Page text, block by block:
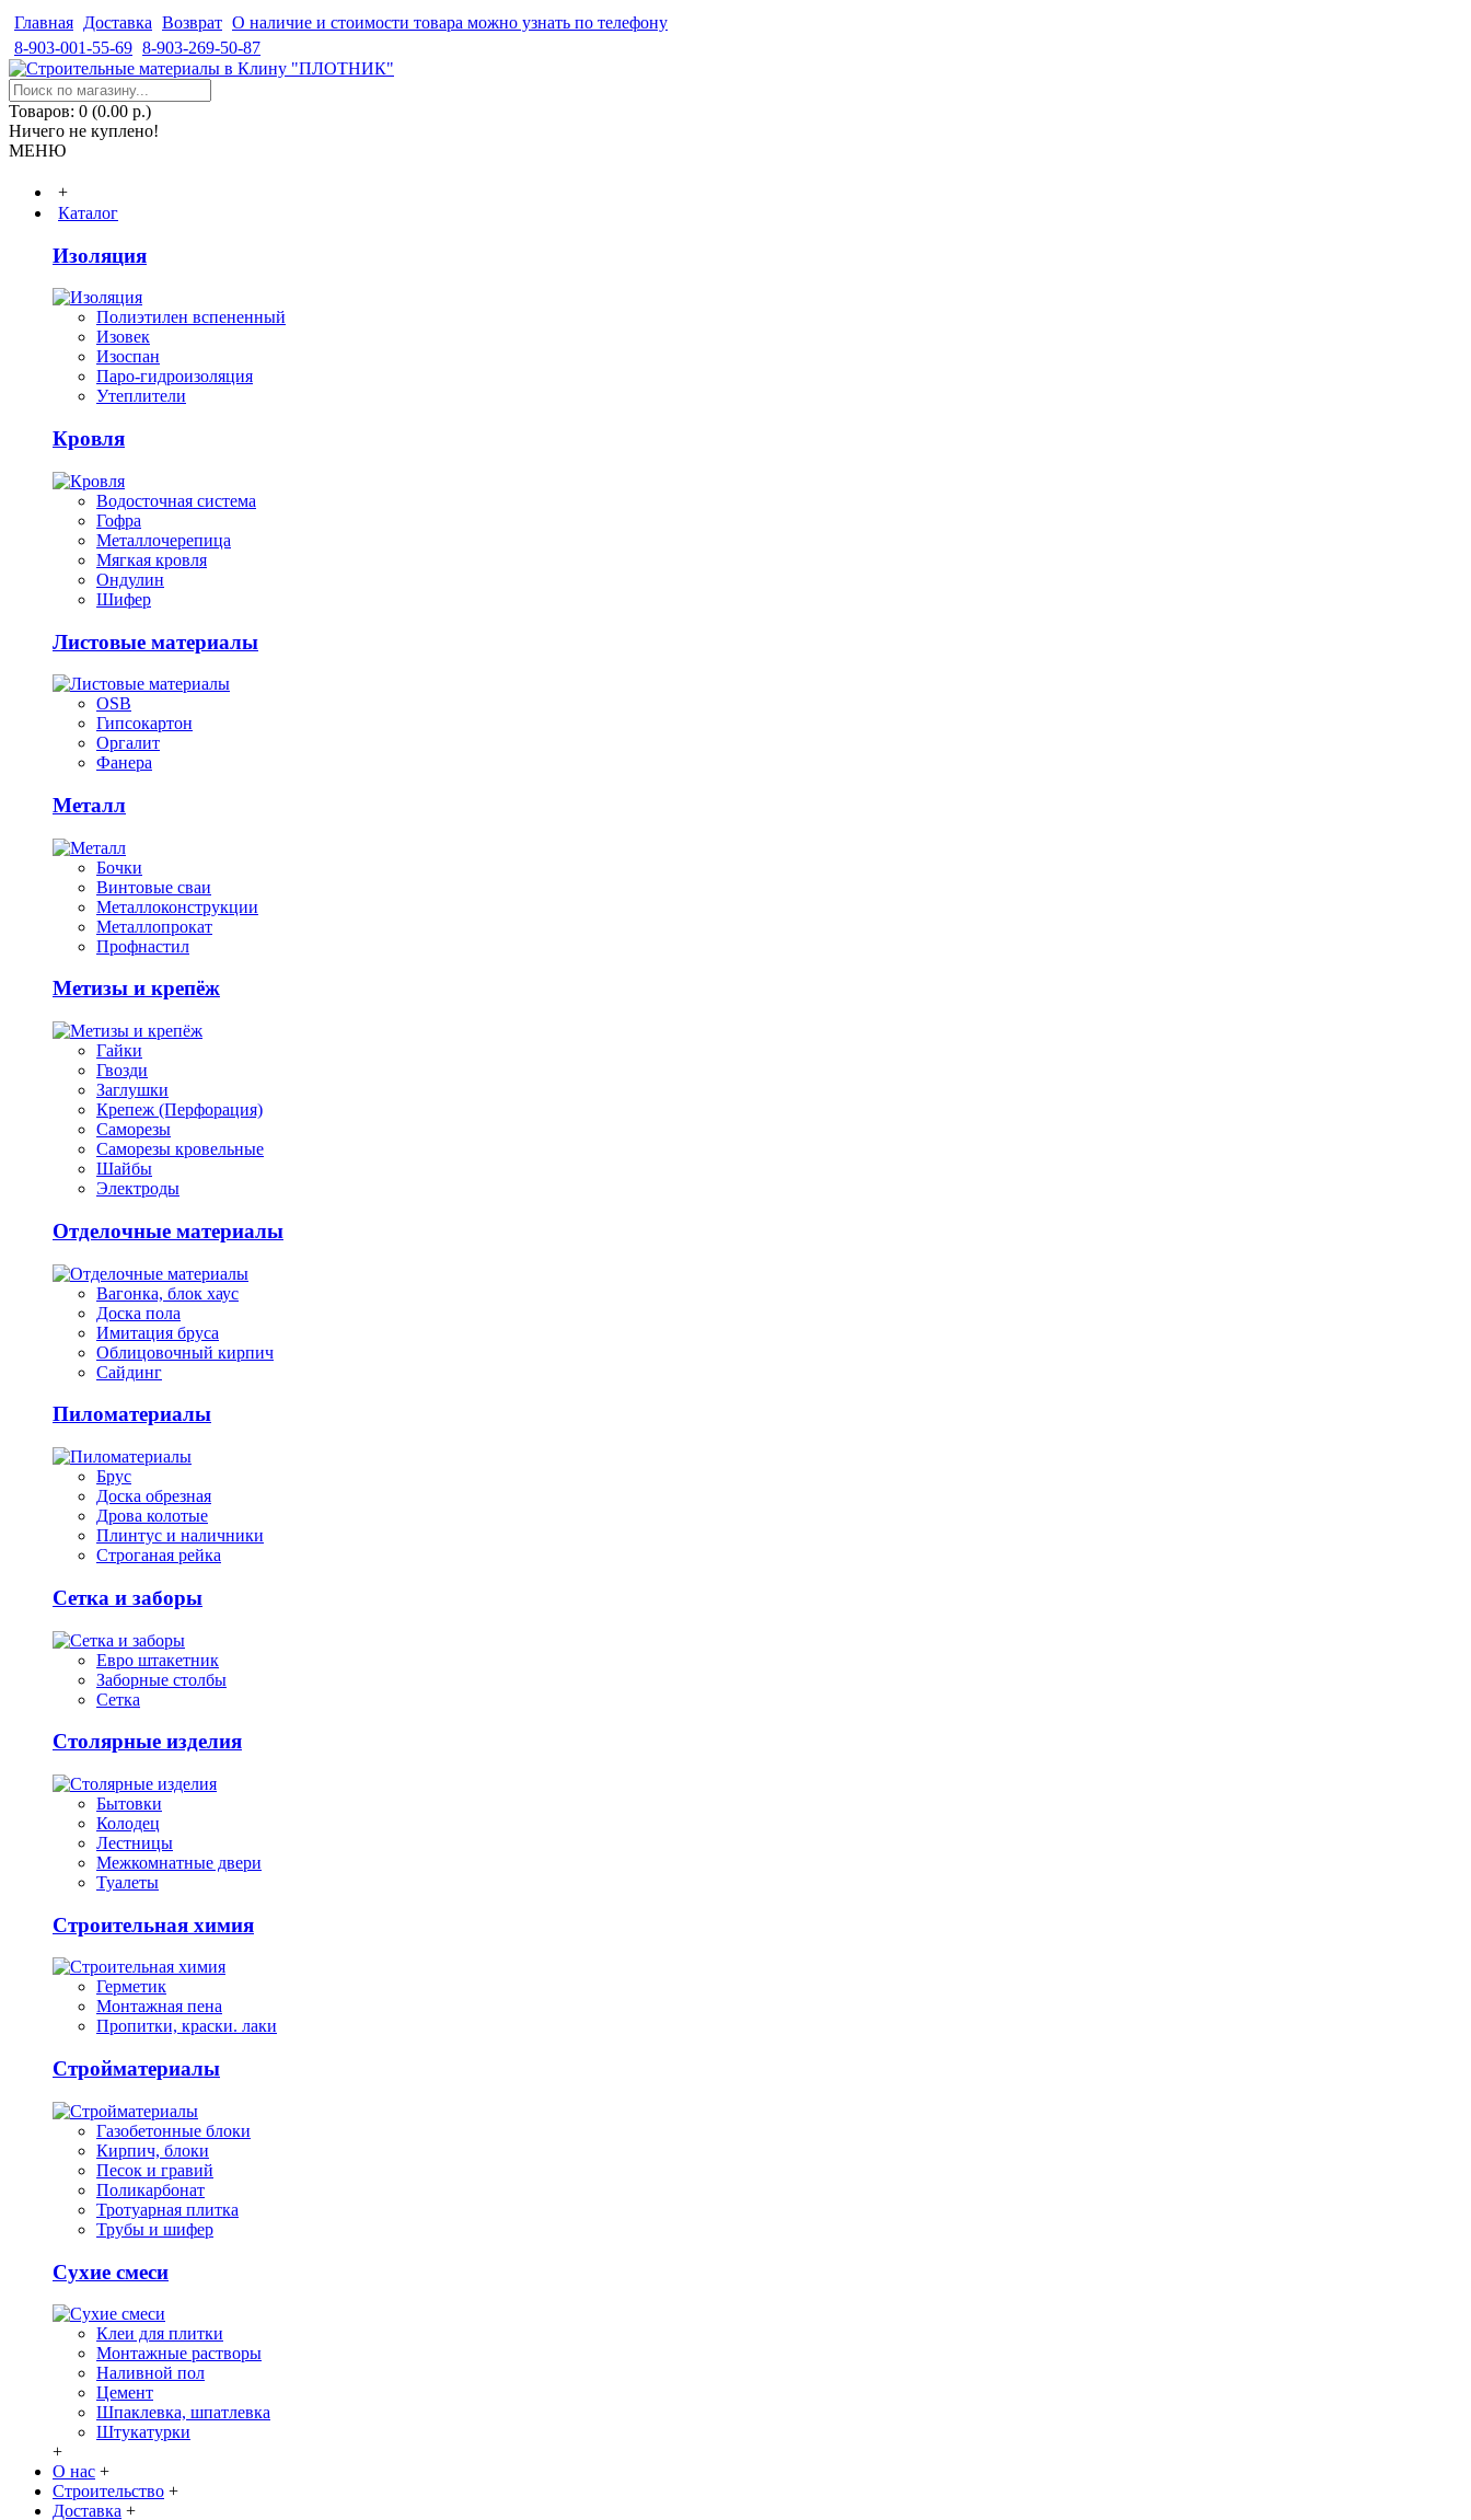
Главная Доставка Возврат О наличие и стоимости товара можно узнать по телефону
8-903-001-55-69 8-903-269-50-87
Товаров: 0 (0.00 р.)
Ничего не куплено!
МЕНЮ
+
Каталог
Изоляция
Полиэтилен вспененный
Изовек
Изоспан
Паро-гидроизоляция
Утеплители
Кровля
Водосточная система
Гофра
Металлочерепица
Мягкая кровля
Ондулин
Шифер
Листовые материалы
OSB
Гипсокартон
Оргалит
Фанера
Металл
Бочки
Винтовые сваи
Металлоконструкции
Металлопрокат
Профнастил
Метизы и крепёж
Гайки
Гвозди
Заглушки
Крепеж (Перфорация)
Саморезы
Саморезы кровельные
Шайбы
Электроды
Отделочные материалы
Вагонка, блок хаус
Доска пола
Имитация бруса
Облицовочный кирпич
Сайдинг
Пиломатериалы
Брус
Доска обрезная
Дрова колотые
Плинтус и наличники
Строганая рейка
Сетка и заборы
Евро штакетник
Заборные столбы
Сетка
Столярные изделия
Бытовки
Колодец
Лестницы
Межкомнатные двери
Туалеты
Строительная химия
Герметик
Монтажная пена
Пропитки, краски. лаки
Стройматериалы
Газобетонные блоки
Кирпич, блоки
Песок и гравий
Поликарбонат
Тротуарная плитка
Трубы и шифер
Сухие смеси
Клеи для плитки
Монтажные растворы
Наливной пол
Цемент
Шпаклевка, шпатлевка
Штукатурки
+
О нас +
Строительство +
Доставка +